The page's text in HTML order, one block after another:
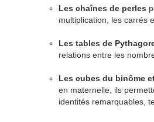
Les chaînes de perles
multiplication, les carrés
Les tables de
relations entre les
Les cubes du binôme
en maternelle, ils
identités remarquables,